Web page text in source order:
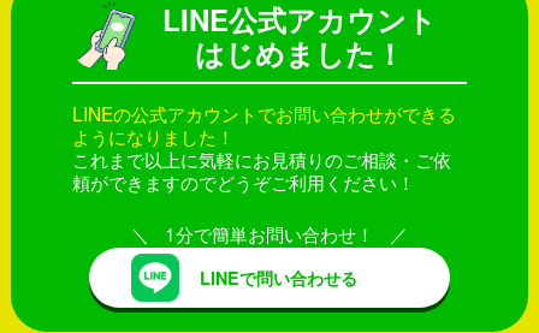
LINE公式アカウント
はじめました！
LINEの公式アカウントでお問い合わせができる
ようになりました！
これまで以上に気軽にお見積りのご相談・ご依
頼ができますのでどうぞご利用ください！
1分で簡単お問い合わせ！
LINEで問い合わせる